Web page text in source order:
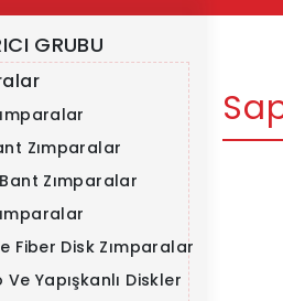
GRUBU
Zımparalar
Zımparalar
Fiber Disk Zımparalar
Yapışkanlı Diskler